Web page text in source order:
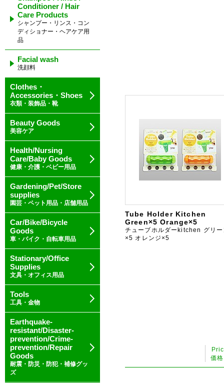
Conditioner / Hair
Care Products
シャンプー・リンス・コン
ディショナー・ヘアケア用
品
Facial wash
洗顔料
Clothes・
Accessories・Shoes
衣類・装飾品・靴
Beauty Goods
美容ケア
Health/Nursing
Care/Baby Goods
健康・介護・ベビー用品
Gardening/Pet/Store
supplies
園芸・ペット用品・店舗用品
Car/Bike/Bicycle
Goods
車・バイク・自転車用品
Stationary/Office
Supplies
文具・オフィス用品
Tools
工具・金物
Earthquake-
resistant/Disaster-
prevention/Crime-
prevention/Repair
Goods
耐震・防災・防犯・補修グッ
ズ
Tube Holder Kitchen
Green×5 Orange×5
チューブホルダーkitchen グリー
×5 オレンジ×5
価